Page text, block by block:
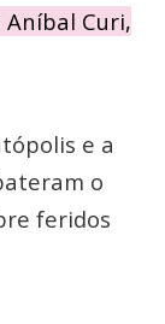
Curi,
e a
o
feridos